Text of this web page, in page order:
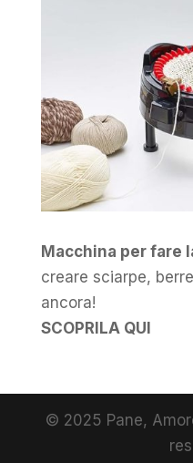
Macchina per fare
creare sciarpe,
ancora!
SCOPRILA QUI
© 2025 Pane,